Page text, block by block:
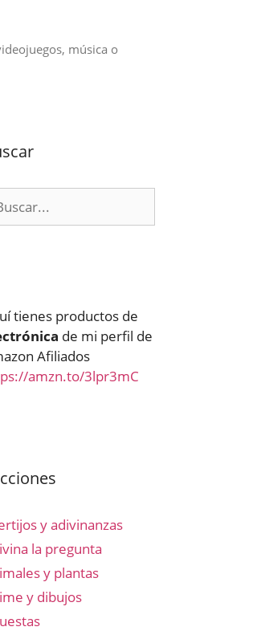
música o
tienes productos de
de mi perfil de
Afiliados
amzn.to/3lpr3mC
y adivinanzas
la pregunta
y plantas
y dibujos